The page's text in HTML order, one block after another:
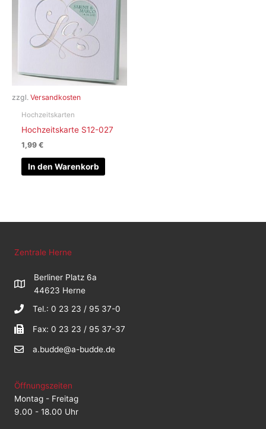
zzgl. Versandkosten
Hochzeitskarten
Hochzeitskarte S12-027
1,99€
In den Warenkorb
Zentrale Herne
Berliner Platz 6a
44623 Herne
Tel.: 0 23 23 / 95 37-0
Fax: 0 23 23 / 95 37-37
a.budde@a-budde.de
Öffnungszeiten
Montag - Freitag
9.00 - 18.00 Uhr